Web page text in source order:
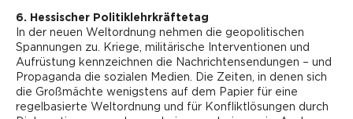
6. Hessischer Politiklehrkräftetag
In der neuen Weltordnung nehmen die geopolitischen
Spannungen zu. Kriege, militärische Interventionen und
Aufrüstung kennzeichnen die Nachrichtensendungen – und
Propaganda die sozialen Medien. Die Zeiten, in denen sich
die Großmächte wenigstens auf dem Papier für eine
regelbasierte Weltordnung und für Konfliktlösungen durch